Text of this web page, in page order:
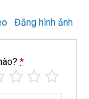
Đăng hình ảnh
*